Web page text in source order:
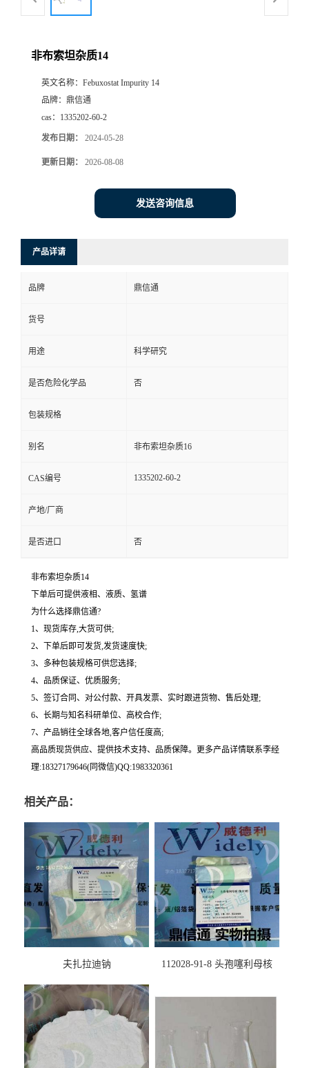
非布索坦杂质14
英文名称： Febuxostat Impurity 14
品牌： 鼎信通
cas： 1335202-60-2
发布日期： 2024-05-28
更新日期： 2026-08-08
发送咨询信息
产品详请
品牌 鼎信通
货号
用途 科学研究
是否危险化学品 否
包装规格
别名 非布索坦杂质16
CAS编号 1335202-60-2
产地/厂商
是否进口 否
非布索坦杂质14
下单后可提供液相、液质、氢谱
为什么选择鼎信通?
1、现货库存,大货可供;
2、下单后即可发货,发货速度快;
3、多种包装规格可供您选择;
4、品质保证、优质服务;
5、签订合同、对公付款、开具发票、实时跟进货物、售后处理;
6、长期与知名科研单位、高校合作;
7、产品销往全球各地,客户信任度高;
高品质现货供应、提供技术支持、品质保障。更多产品详情联系李经
理:18327179646(同微信)QQ:1983320361
相关产品：
夫扎拉迪钠
112028-91-8 头孢噻利母核